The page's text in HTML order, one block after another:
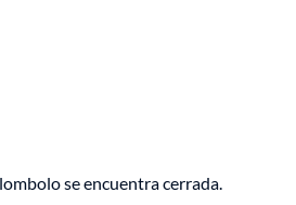
se encuentra cerrada.